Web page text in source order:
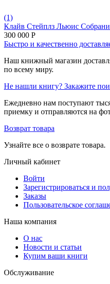
(1)
Клайв Стейплз Льюис
300 000 Р
Быстро и качественно
Наш книжный магазин
по всему миру.
Не нашли книгу? Закажите
Ежедневно нам поступают
приемку и отправляются на
Возврат товара
Узнайте все о возврате товара.
Личный кабинет
Войти
Зарегистрироваться и
Заказы
Пользовательское
Наша компания
О нас
Новости и статьи
Купим ваши книги
Обслуживание